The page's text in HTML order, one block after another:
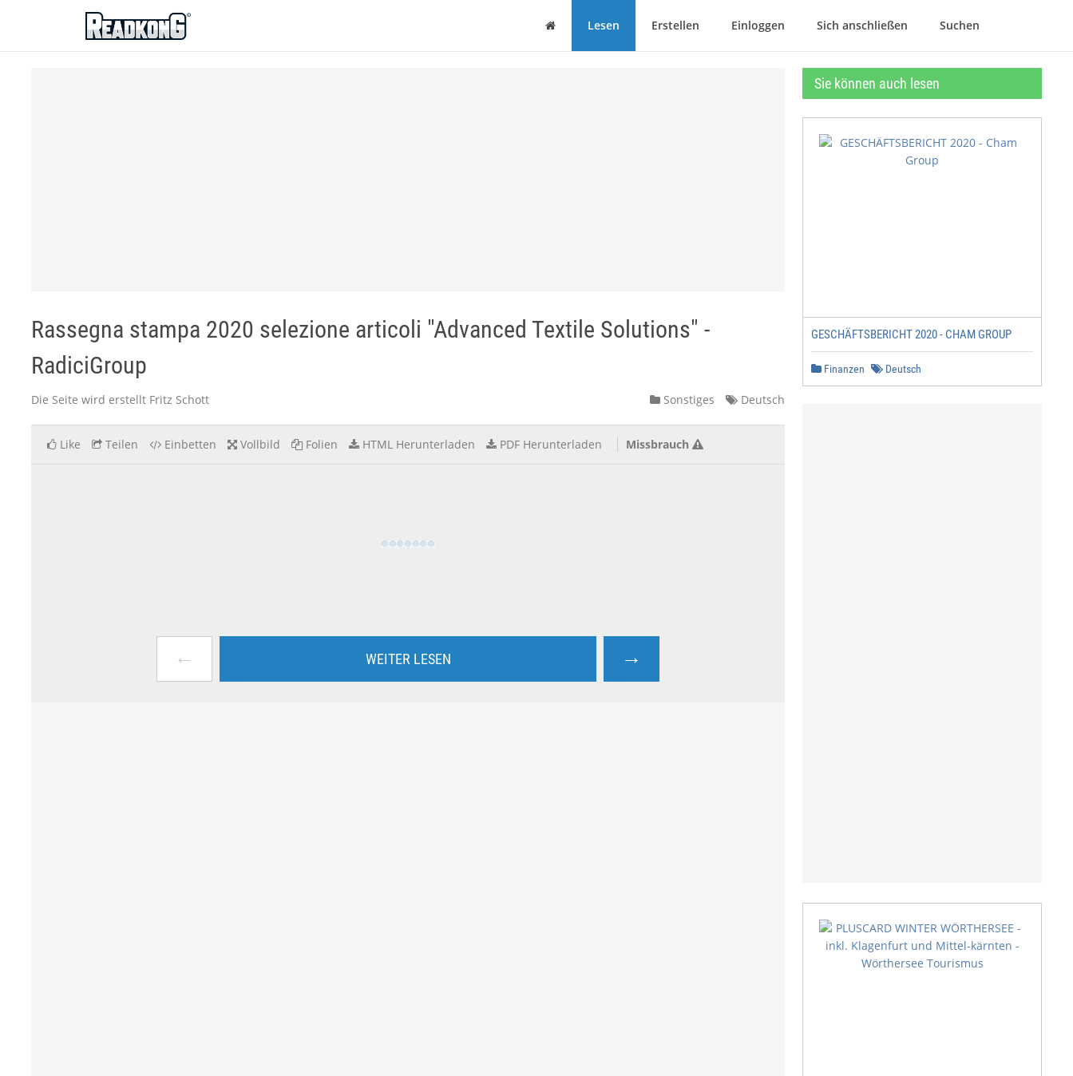
ReadkonG
Haus Lesen Erstellen Einloggen Sich anschließen Suchen
Rassegna stampa 2020 selezione articoli "Advanced Textile Solutions" -
RadiciGroup
Die Seite wird erstellt Fritz Schott Sonstiges Deutsch
Like Teilen Einbetten Vollbild Folien HTML Herunterladen PDF Herunterladen Missbrauch
← WEITER LESEN →
Sie können auch lesen
GESCHÄFTSBERICHT 2020 - CHAM GROUP
Finanzen Deutsch